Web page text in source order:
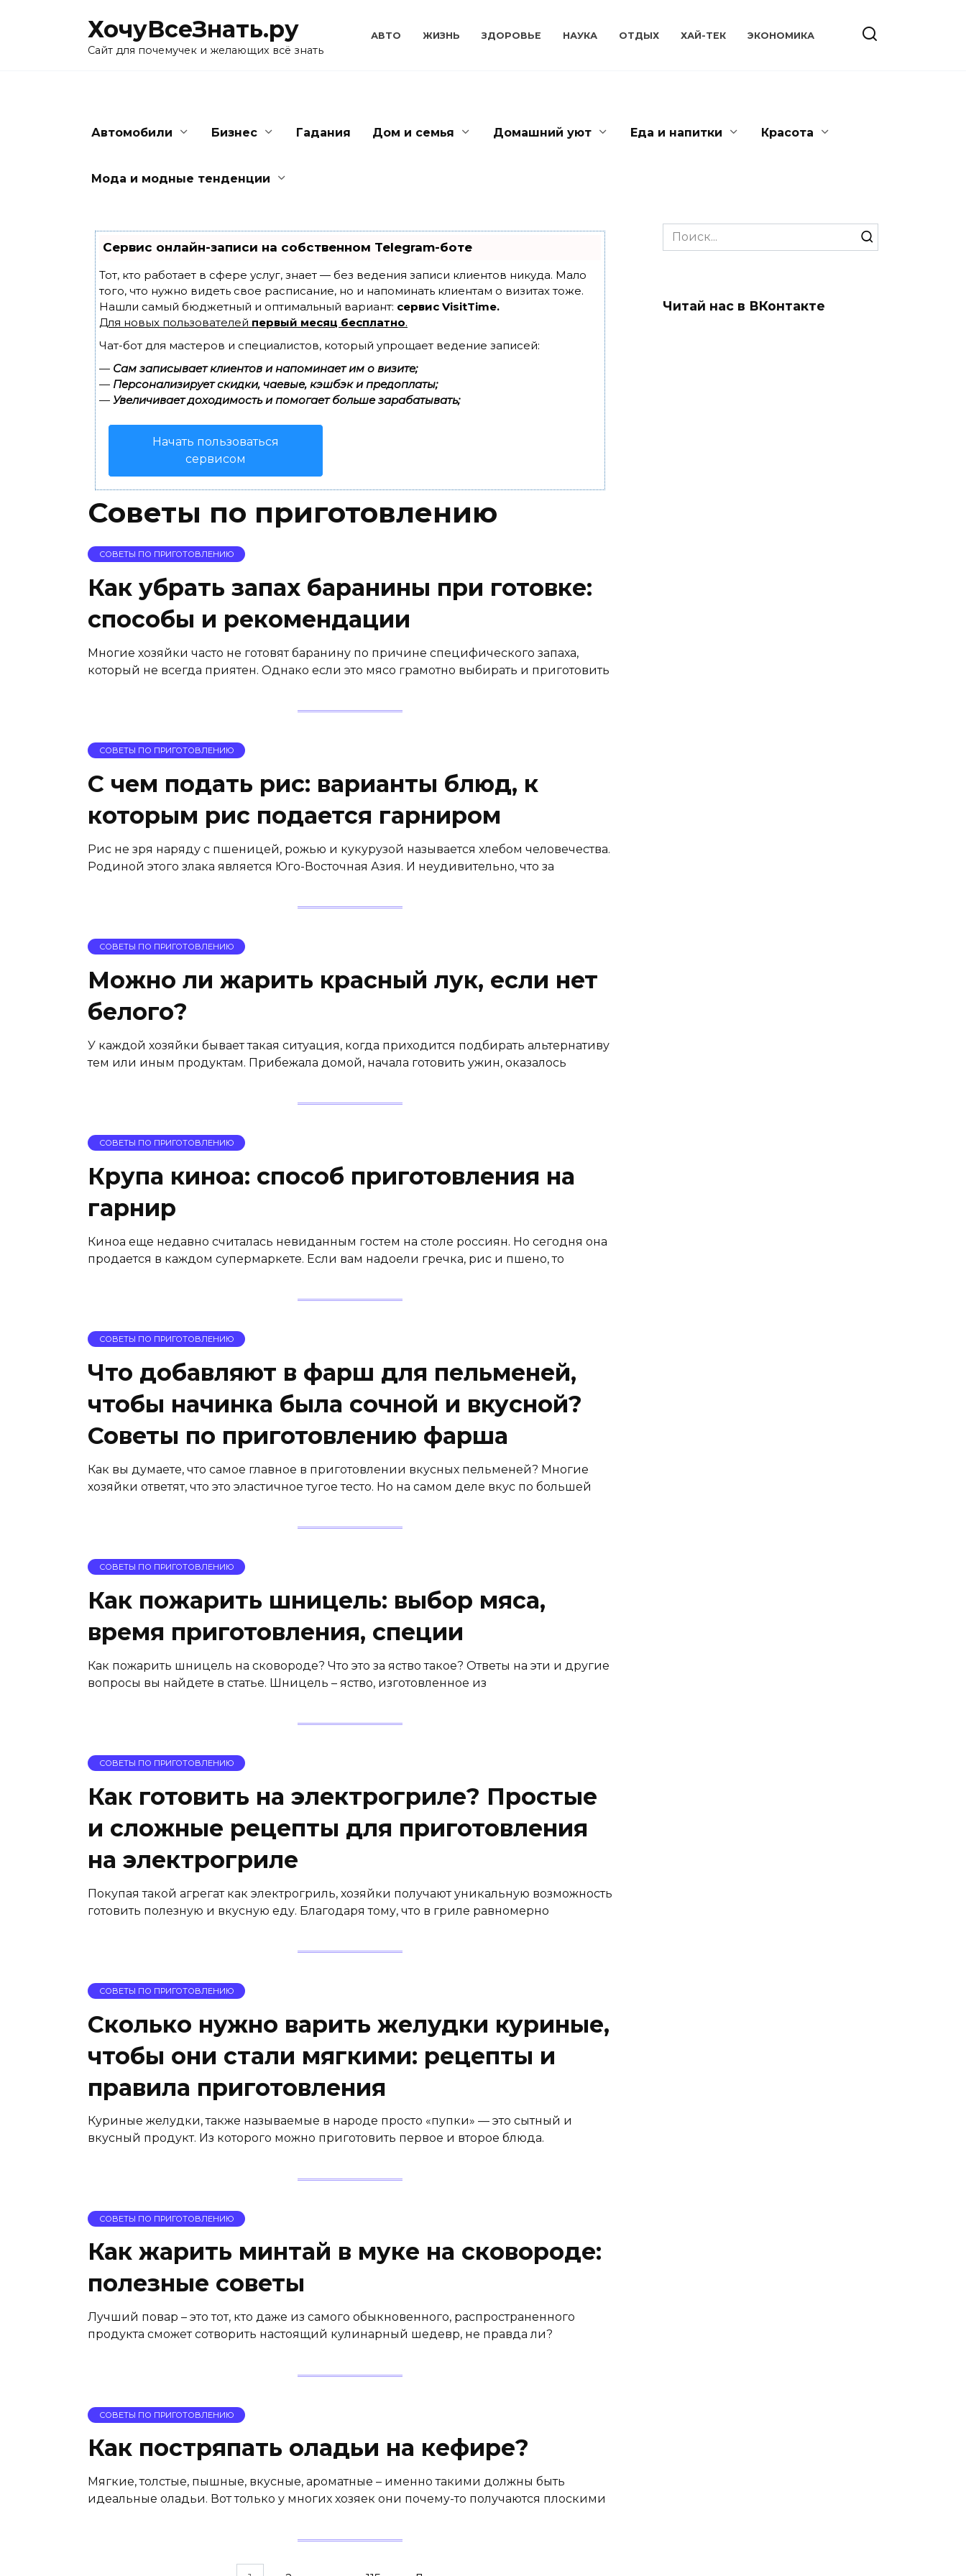
ХочуВсеЗнать.ру
Сайт для почемучек и желающих всё знать
АВТО ЖИЗНЬ ЗДОРОВЬЕ НАУКА ОТДЫХ ХАЙ-ТЕК ЭКОНОМИКА
Автомобили Бизнес Гадания Дом и семья Домашний уют Еда и напитки Красота
Мода и модные тенденции
Сервис онлайн-записи на собственном Telegram-боте
Тот, кто работает в сфере услуг, знает — без ведения записи клиентов никуда. Мало
того, что нужно видеть свое расписание, но и напоминать клиентам о визитах тоже.
Нашли самый бюджетный и оптимальный вариант: сервис VisitTime.
Для новых пользователей первый месяц бесплатно.
Чат-бот для мастеров и специалистов, который упрощает ведение записей:
— Сам записывает клиентов и напоминает им о визите;
— Персонализирует скидки, чаевые, кэшбэк и предоплаты;
— Увеличивает доходимость и помогает больше зарабатывать;
Начать пользоваться
сервисом
Советы по приготовлению
СОВЕТЫ ПО ПРИГОТОВЛЕНИЮ
Как убрать запах баранины при готовке:
способы и рекомендации
Многие хозяйки часто не готовят баранину по причине специфического запаха,
который не всегда приятен. Однако если это мясо грамотно выбирать и приготовить
СОВЕТЫ ПО ПРИГОТОВЛЕНИЮ
С чем подать рис: варианты блюд, к
которым рис подается гарниром
Рис не зря наряду с пшеницей, рожью и кукурузой называется хлебом человечества.
Родиной этого злака является Юго-Восточная Азия. И неудивительно, что за
СОВЕТЫ ПО ПРИГОТОВЛЕНИЮ
Можно ли жарить красный лук, если нет
белого?
У каждой хозяйки бывает такая ситуация, когда приходится подбирать альтернативу
тем или иным продуктам. Прибежала домой, начала готовить ужин, оказалось
СОВЕТЫ ПО ПРИГОТОВЛЕНИЮ
Крупа киноа: способ приготовления на
гарнир
Киноа еще недавно считалась невиданным гостем на столе россиян. Но сегодня она
продается в каждом супермаркете. Если вам надоели гречка, рис и пшено, то
СОВЕТЫ ПО ПРИГОТОВЛЕНИЮ
Что добавляют в фарш для пельменей,
чтобы начинка была сочной и вкусной?
Советы по приготовлению фарша
Как вы думаете, что самое главное в приготовлении вкусных пельменей? Многие
хозяйки ответят, что это эластичное тугое тесто. Но на самом деле вкус по большей
СОВЕТЫ ПО ПРИГОТОВЛЕНИЮ
Как пожарить шницель: выбор мяса,
время приготовления, специи
Как пожарить шницель на сковороде? Что это за яство такое? Ответы на эти и другие
вопросы вы найдете в статье. Шницель – яство, изготовленное из
СОВЕТЫ ПО ПРИГОТОВЛЕНИЮ
Как готовить на электрогриле? Простые
и сложные рецепты для приготовления
на электрогриле
Покупая такой агрегат как электрогриль, хозяйки получают уникальную возможность
готовить полезную и вкусную еду. Благодаря тому, что в гриле равномерно
СОВЕТЫ ПО ПРИГОТОВЛЕНИЮ
Сколько нужно варить желудки куриные,
чтобы они стали мягкими: рецепты и
правила приготовления
Куриные желудки, также называемые в народе просто «пупки» — это сытный и
вкусный продукт. Из которого можно приготовить первое и второе блюда.
СОВЕТЫ ПО ПРИГОТОВЛЕНИЮ
Как жарить минтай в муке на сковороде:
полезные советы
Лучший повар – это тот, кто даже из самого обыкновенного, распространенного
продукта сможет сотворить настоящий кулинарный шедевр, не правда ли?
СОВЕТЫ ПО ПРИГОТОВЛЕНИЮ
Как постряпать оладьи на кефире?
Мягкие, толстые, пышные, вкусные, ароматные – именно такими должны быть
идеальные оладьи. Вот только у многих хозяек они почему-то получаются плоскими
Search
for:
Читай нас в ВКонтакте